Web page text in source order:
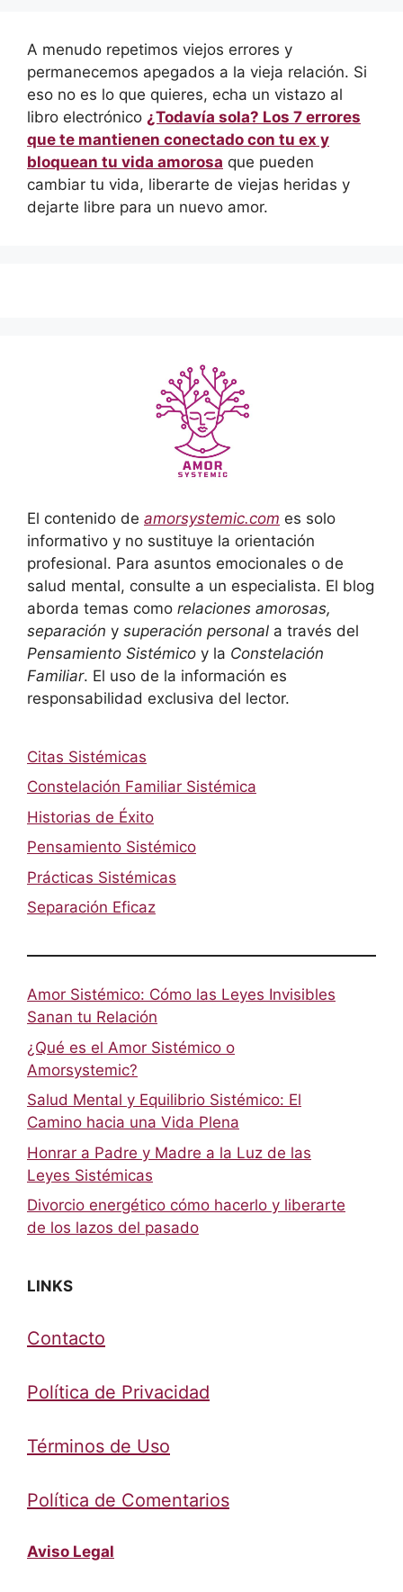
A menudo repetimos viejos errores y
permanecemos apegados a la vieja relación. Si
eso no es lo que quieres, echa un vistazo al
libro electrónico ¿Todavía sola? Los 7 errores
que te mantienen conectado con tu ex y
bloquean tu vida amorosa que pueden
cambiar tu vida, liberarte de viejas heridas y
dejarte libre para un nuevo amor.
El contenido de amorsystemic.com es solo
informativo y no sustituye la orientación
profesional. Para asuntos emocionales o de
salud mental, consulte a un especialista. El blog
aborda temas como relaciones amorosas,
separación y superación personal a través del
Pensamiento Sistémico y la Constelación
Familiar. El uso de la información es
responsabilidad exclusiva del lector.
Citas Sistémicas
Constelación Familiar Sistémica
Historias de Éxito
Pensamiento Sistémico
Prácticas Sistémicas
Separación Eficaz
Amor Sistémico: Cómo las Leyes Invisibles
Sanan tu Relación
¿Qué es el Amor Sistémico o
Amorsystemic?
Salud Mental y Equilibrio Sistémico: El
Camino hacia una Vida Plena
Honrar a Padre y Madre a la Luz de las
Leyes Sistémicas
Divorcio energético cómo hacerlo y liberarte
de los lazos del pasado
LINKS
Contacto
Política de Privacidad
Términos de Uso
Política de Comentarios
Aviso Legal